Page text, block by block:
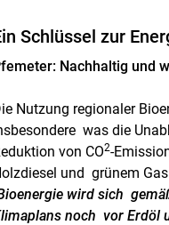
Schlüssel zur
Nachhaltig und
Nutzung regionaler
was die
von CO2-
und grünem
wird sich
noch vor Erdöl